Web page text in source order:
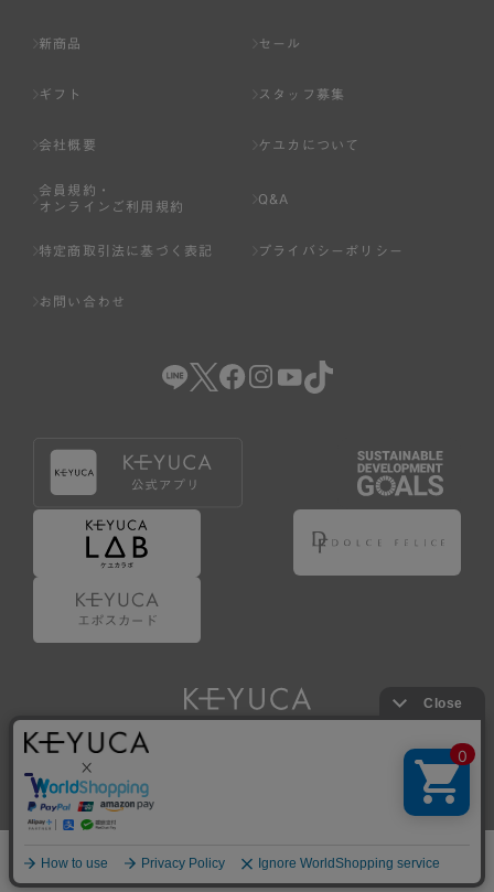
新商品 セール
ギフト スタッフ募集
会社概要 ケユカについて
会員規約・
オンラインご利用規約
Q&A
特定商取引法に基づく表記 プライバシーポリシー
お問い合わせ
Copyright © KAWAJUN Co., Ltd. All Rights Reserved.